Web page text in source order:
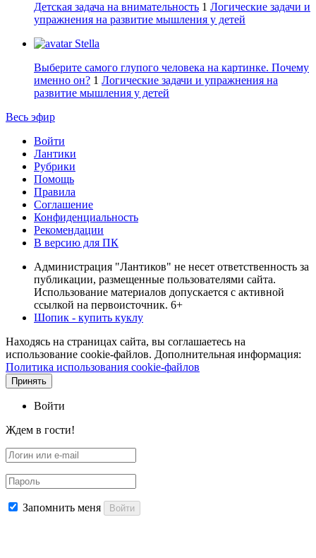
Детская задача на внимательность 1 Логические задачи и
упражнения на развитие мышления у детей
Stella
Выберите самого глупого человека на картинке. Почему
именно он? 1 Логические задачи и упражнения на
развитие мышления у детей
Весь эфир
Войти
Лантики
Рубрики
Помощь
Правила
Соглашение
Конфиденциальность
Рекомендации
В версию для ПК
Администрация "Лантиков" не несет ответственность за
публикации, размещенные пользователями сайта.
Использование материалов допускается с активной
ссылкой на первоисточник. 6+
Шопик - купить куклу
Находясь на страницах сайта, вы соглашаетесь на
использование cookie-файлов. Дополнительная информация:
Политика использования cookie-файлов
Принять
Войти
Ждем в гости!
Запомнить меня Войти